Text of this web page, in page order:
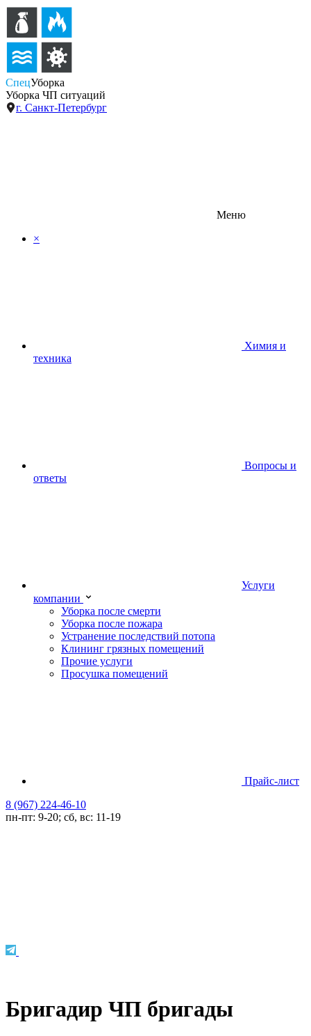
СпецУборка
Уборка ЧП ситуаций
г. Санкт-Петербург
Меню
×
Химия и
техника
Вопросы и
ответы
Услуги
компании
Уборка после смерти
Уборка после пожара
Устранение последствий потопа
Клининг грязных помещений
Прочие услуги
Просушка помещений
Прайс-лист
8 (967) 224-46-10
пн-пт: 9-20; сб, вс: 11-19
Бригадир ЧП бригады